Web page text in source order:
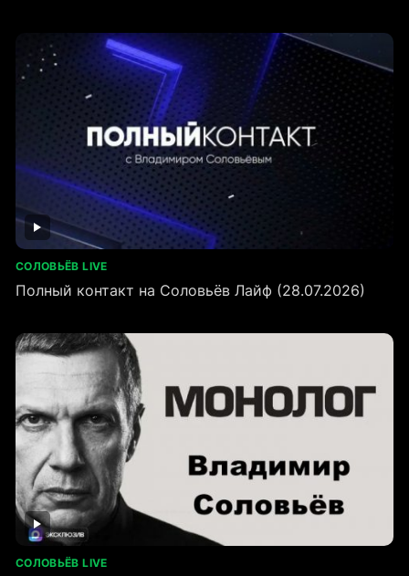
СОЛОВЬЁВ LIVE
Полный контакт на Соловьёв Лайф (28.07.2026)
СОЛОВЬЁВ LIVE